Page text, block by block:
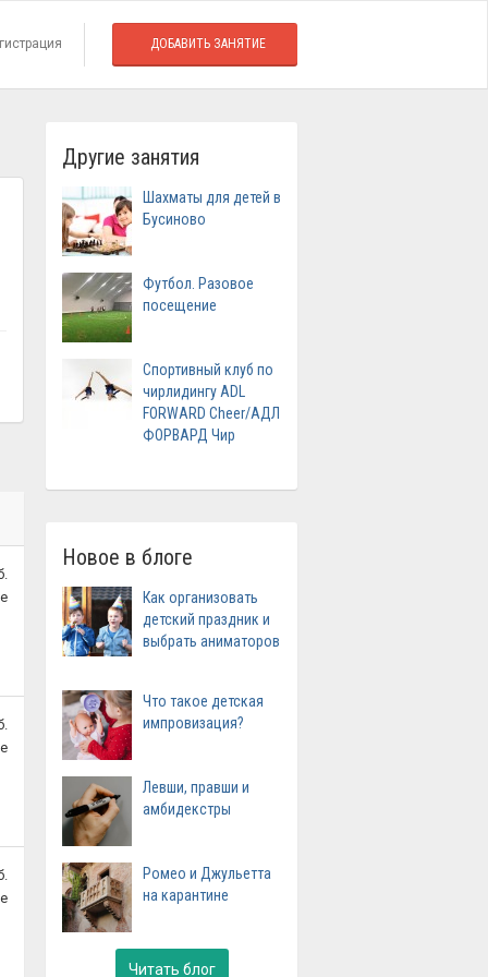
ДОБАВИТЬ ЗАНЯТИЕ
Другие занятия
Шахматы для детей в
Бусиново
Футбол. Разовое
посещение
Спортивный клуб по
чирлидингу ADL
FORWARD Cheer/АДЛ
ФОРВАРД Чир
Новое в блоге
Как организовать
детский праздник и
выбрать аниматоров
Что такое детская
импровизация?
Левши, правши и
амбидекстры
Ромео и Джульетта
на карантине
Читать блог